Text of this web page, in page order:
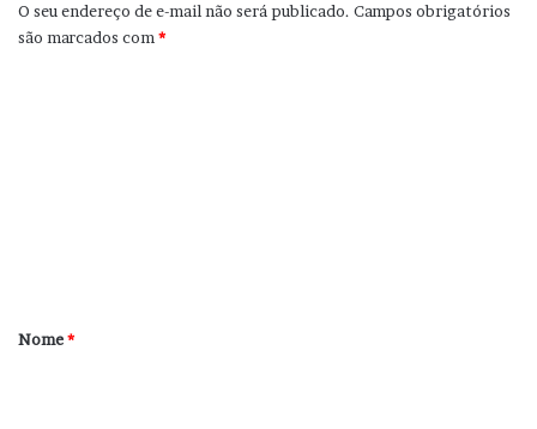
O seu endereço de e-mail não será publicado. Campos obrigatórios
são marcados com*
r
Nome*